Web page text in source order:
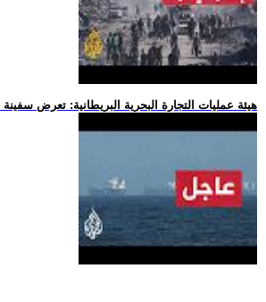
.. هيئة عمليات التجارة البحرية البريطانية: تعرض